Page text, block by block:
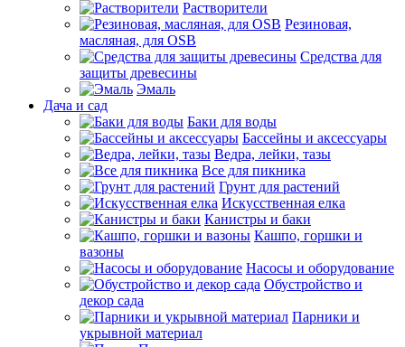
Растворители
Резиновая,
масляная, для OSB
Средства для
защиты древесины
Эмаль
Дача и сад
Баки для воды
Бассейны и аксессуары
Ведра, лейки, тазы
Все для пикника
Грунт для растений
Искусственная елка
Канистры и баки
Кашпо, горшки и
вазоны
Насосы и оборудование
Обустройство и
декор сада
Парники и
укрывной материал